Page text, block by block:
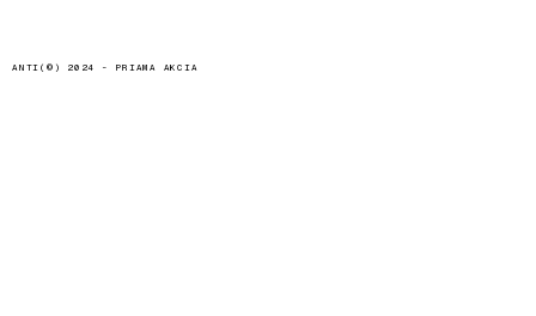
ANTI(©) 2024 - PRIAMA AKCIA